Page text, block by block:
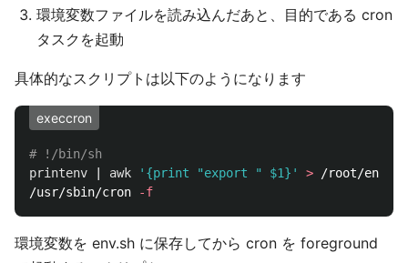
環境変数ファイルを読み込んだあと、目的である cron
タスクを起動
具体的なスクリプトは以下のようになります
execcron
# !/bin/sh
printenv
awk '{print "export " $1}' > /root/env.sh
/usr/sbin/cron
-f
環境変数を env.sh に保存してから cron を foreground